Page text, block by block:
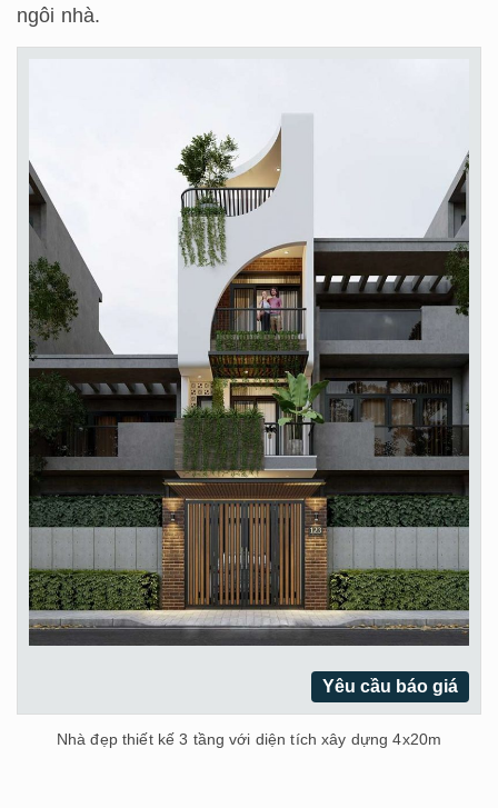
ngôi nhà.
Yêu cầu báo giá
Nhà đẹp thiết kế 3 tầng với diện tích xây dựng 4x20m